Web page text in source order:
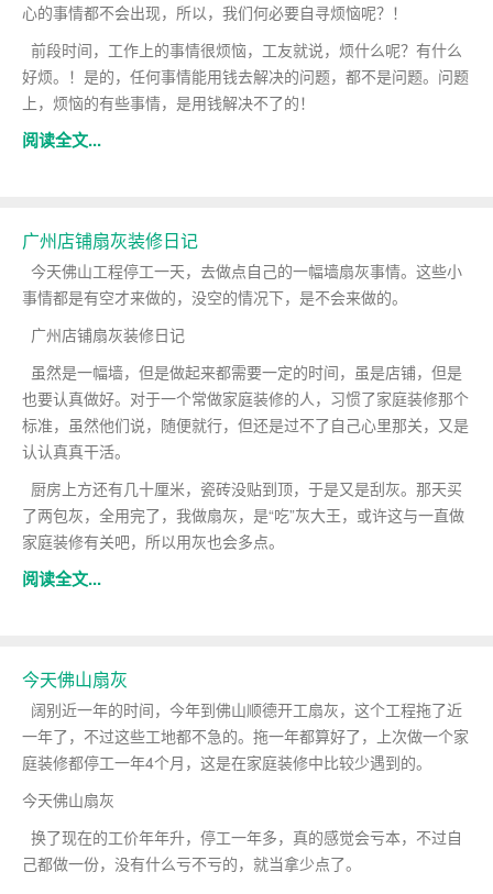
心的事情都不会出现，所以，我们何必要自寻烦恼呢？！
前段时间，工作上的事情很烦恼，工友就说，烦什么呢？有什么
好烦。！是的，任何事情能用钱去解决的问题，都不是问题。问题
上，烦恼的有些事情，是用钱解决不了的！
阅读全文...
广州店铺扇灰装修日记
今天佛山工程停工一天，去做点自己的一幅墙扇灰事情。这些小
事情都是有空才来做的，没空的情况下，是不会来做的。
广州店铺扇灰装修日记
虽然是一幅墙，但是做起来都需要一定的时间，虽是店铺，但是
也要认真做好。对于一个常做家庭装修的人，习惯了家庭装修那个
标准，虽然他们说，随便就行，但还是过不了自己心里那关，又是
认认真真干活。
厨房上方还有几十厘米，瓷砖没贴到顶，于是又是刮灰。那天买
了两包灰，全用完了，我做扇灰，是“吃”灰大王，或许这与一直做
家庭装修有关吧，所以用灰也会多点。
阅读全文...
今天佛山扇灰
阔别近一年的时间，今年到佛山顺德开工扇灰，这个工程拖了近
一年了，不过这些工地都不急的。拖一年都算好了，上次做一个家
庭装修都停工一年4个月，这是在家庭装修中比较少遇到的。
今天佛山扇灰
换了现在的工价年年升，停工一年多，真的感觉会亏本，不过自
己都做一份，没有什么亏不亏的，就当拿少点了。